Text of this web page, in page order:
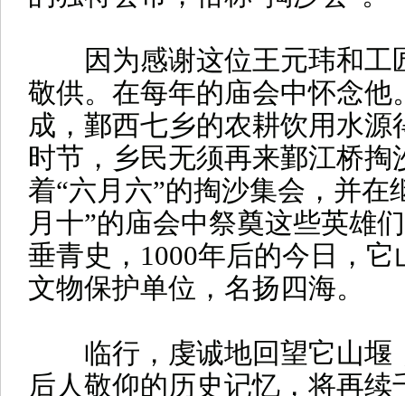
因为感谢这位王元玮和工
敬供。在每年的庙会中怀念他
成，鄞西七乡的农耕饮用水源
时节，乡民无须再来鄞江桥掏
着“六月六”的掏沙集会，并在
月十”的庙会中祭奠这些英雄
垂青史，1000年后的今日，
文物保护单位，名扬四海。
临行，虔诚地回望它山堰
后人敬仰的历史记忆，将再续